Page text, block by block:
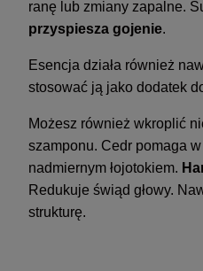
ranę lub zmiany zapalne.
przyspiesza gojenie.
Esencja działa również
stosować ją jako dodatek
Możesz również wkroplić
szamponu. Cedr pomaga
nadmiernym łojotokiem.
Redukuje świąd głowy.
strukturę.